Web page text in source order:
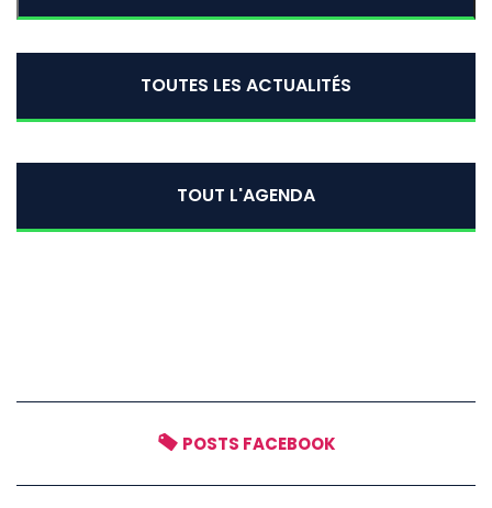
TOUTES LES ACTUALITÉS
TOUT L'AGENDA
POSTS FACEBOOK